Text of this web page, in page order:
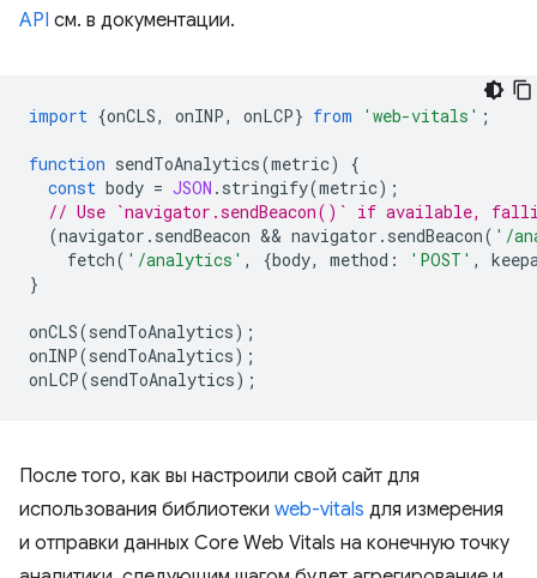
API см. в документации.
import {onCLS, onINP, onLCP} from 'web-vitals' ;
function sendToAnalytics(metric)
{
const body = JSON . stringify(metric);
// Use `navigator.sendBeacon()` if available,
(navigator . sendBeacon && navigator . sendBeacon( '/
fetch( '/analytics' , {body, method : 'POST' ,
}
onCLS(sendToAnalytics);
onINP(sendToAnalytics);
onLCP(sendToAnalytics);
После того, как вы настроили свой сайт для
использования библиотеки web-vitals для измерения
и отправки данных Core Web Vitals на конечную точку